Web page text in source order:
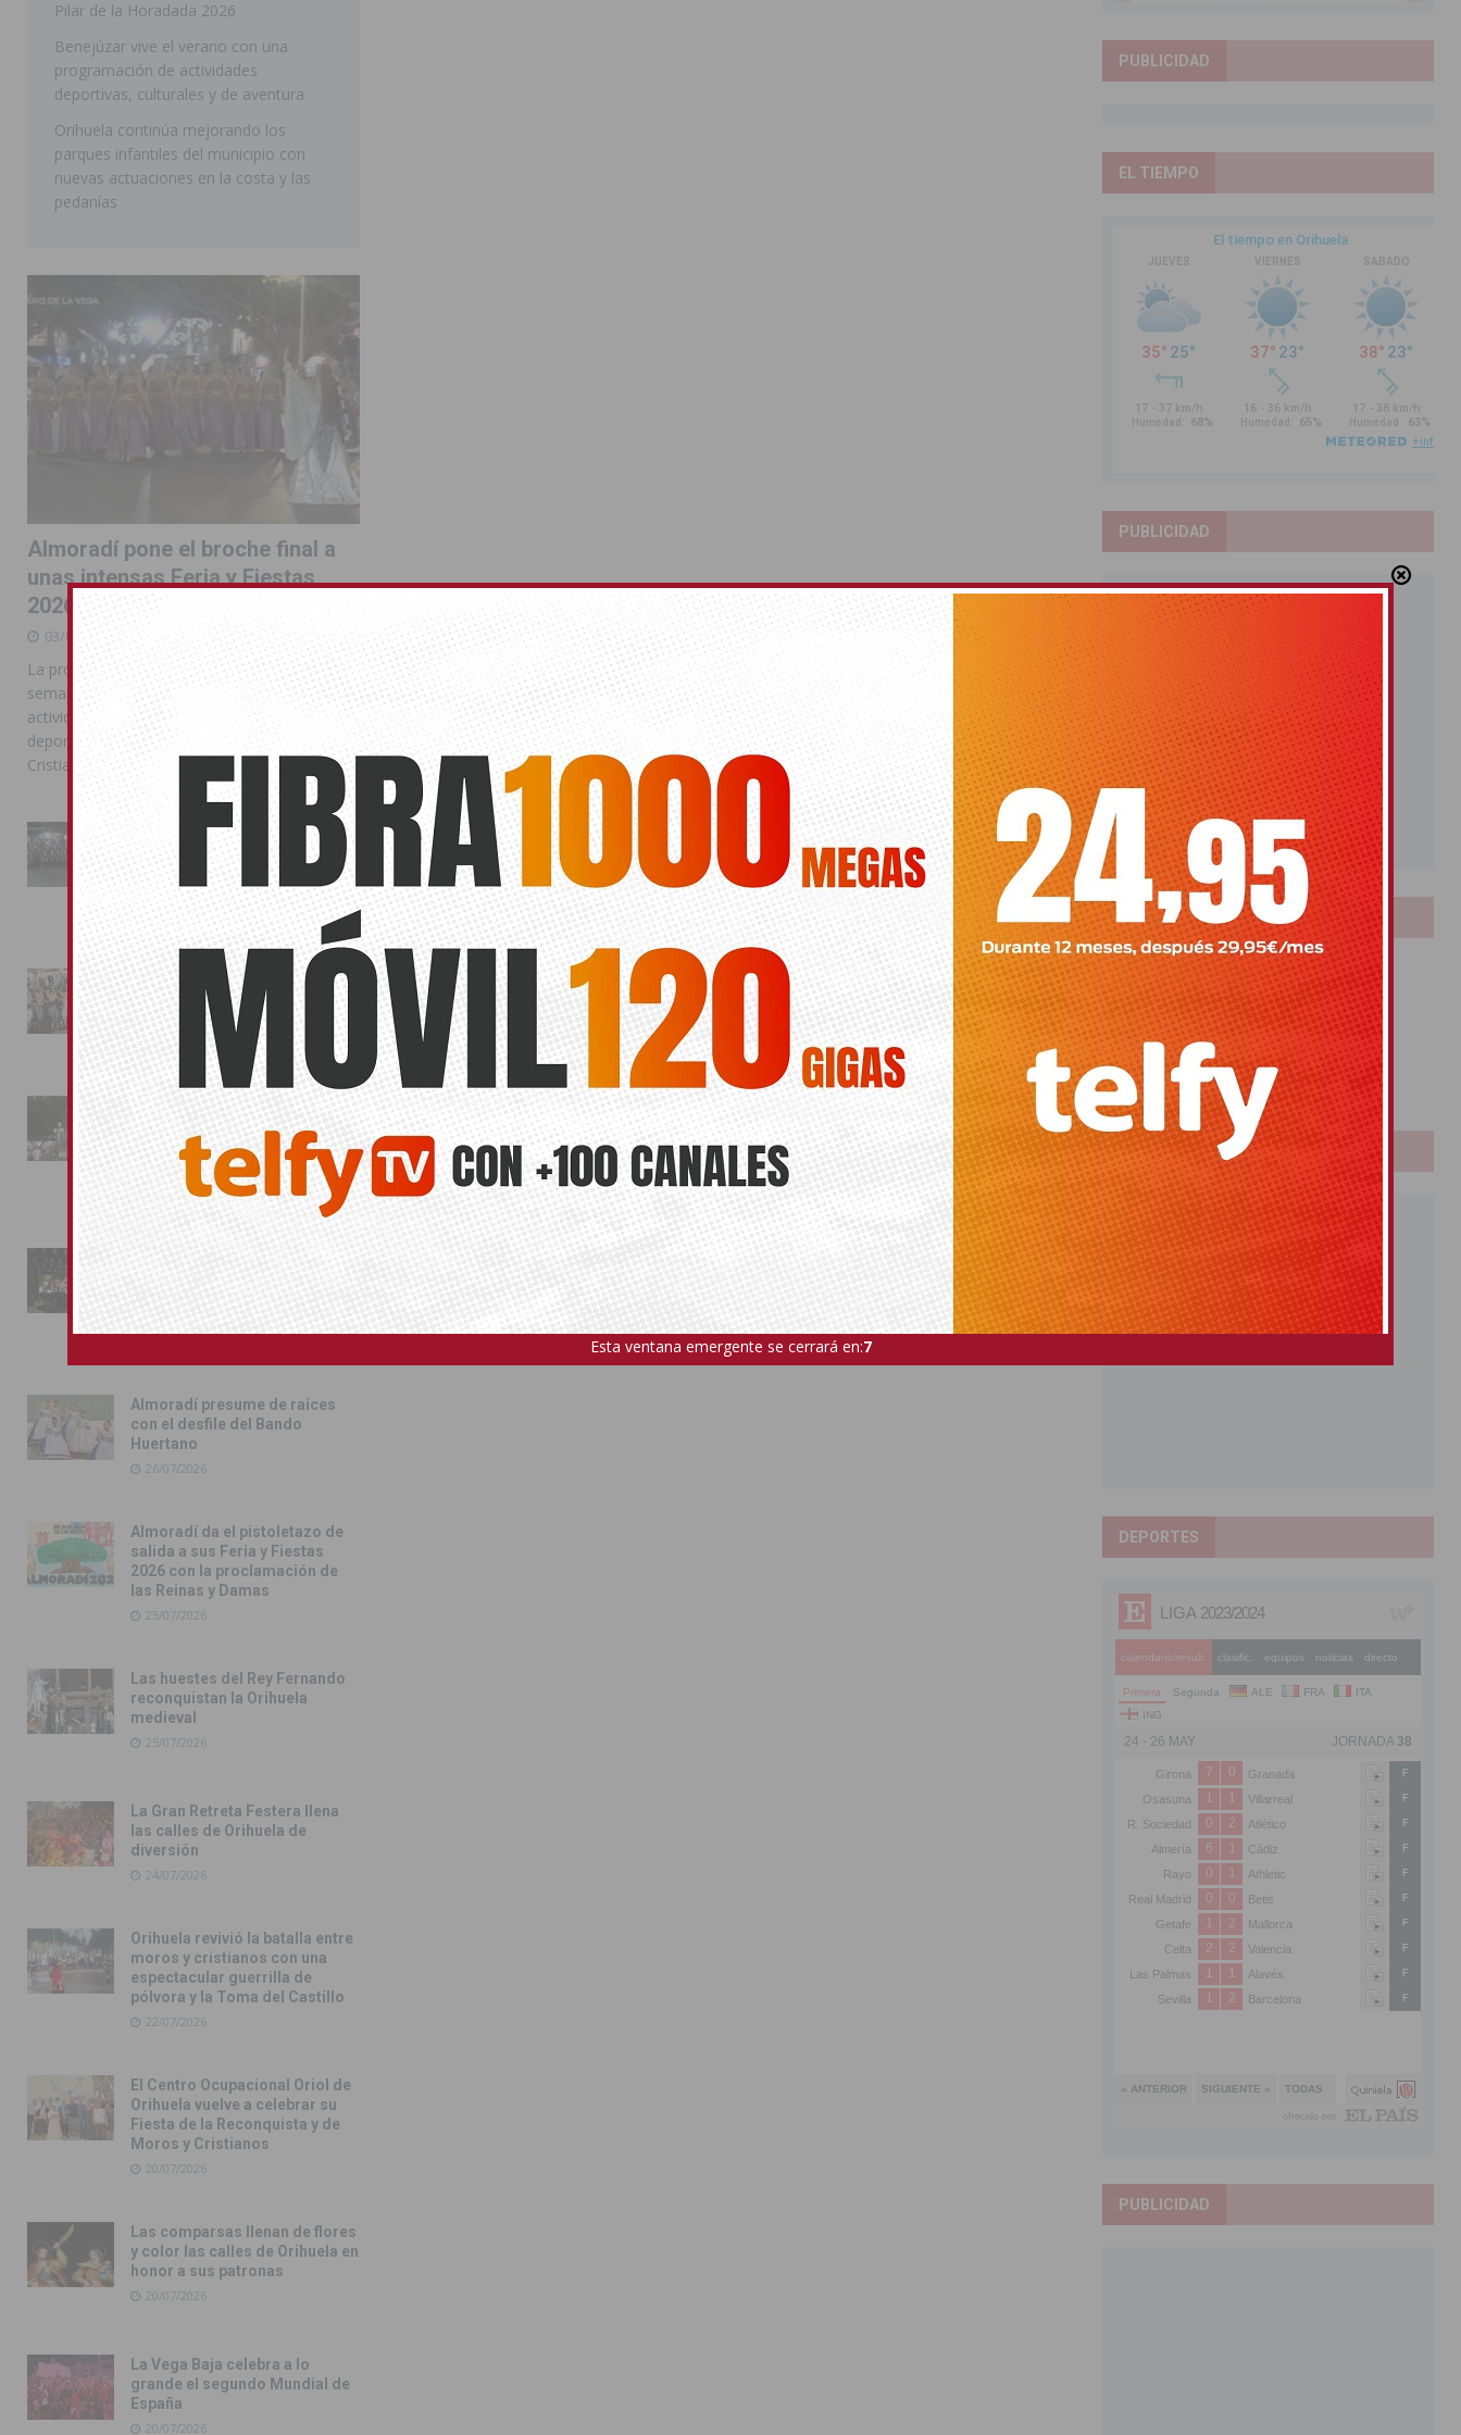
Pilar de la Horadada 2026
Benejúzar vive el verano con una
programación de actividades
deportivas, culturales y de aventura
Orihuela continúa mejorando los
parques infantiles del municipio con
nuevas actuaciones en la costa y las
pedanías
Almoradí pone el broche final a
unas intensas Feria y Fiestas
2026
03/08/2026
La programación reunió durante más de una
semana actos institucionales, conciertos,
actividades familiares, competiciones
deportivas y las celebraciones de Moros y
Cristianos
La Entrada Cristiana llena de
esplendor las calles de
Almoradí en una multitudinaria
jornada festera
02/08/2026
La magia de la Entrada Mora
conquista las calles de
Almoradí
01/08/2026
La fiesta se adueña de
Almoradí con la presentación
de los cargos festeros y la
toma del castillo
31/07/2026
Pilar de la Horadada
conmemora con emoción el
40º aniversario de su
independencia como municipio
Almoradí presume de raíces
con el desfile del Bando
Huertano
26/07/2026
Almoradí da el pistoletazo de
salida a sus Feria y Fiestas
2026 con la proclamación de
las Reinas y Damas
25/07/2026
Las huestes del Rey Fernando
reconquistan la Orihuela
medieval
25/07/2026
La Gran Retreta Festera llena
las calles de Orihuela de
diversión
24/07/2026
Orihuela revivió la batalla entre
moros y cristianos con una
espectacular guerrilla de
pólvora y la Toma del Castillo
22/07/2026
El Centro Ocupacional Oriol de
Orihuela vuelve a celebrar su
Fiesta de la Reconquista y de
Moros y Cristianos
20/07/2026
Las comparsas llenan de flores
y color las calles de Orihuela en
honor a sus patronas
20/07/2026
La Vega Baja celebra a lo
grande el segundo Mundial de
España
20/07/2026
PUBLICIDAD
EL TIEMPO
PUBLICIDAD
LOTERIAS
Bonoloto
Primitiva
El Gordo
Euromillones
Loteria
Once
PUBLICIDAD
DEPORTES
PUBLICIDAD
Esta ventana emergente se cerrará en:6